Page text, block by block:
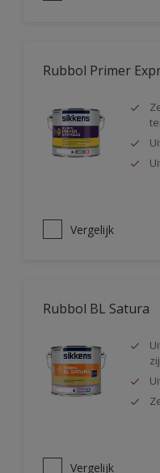
Rubbol Primer
Vergelijk
Rubbol BL Satura
Vergelijk